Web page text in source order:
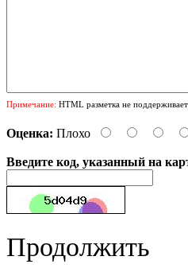
Примечание: HTML разметка не
Оценка: Плохо
Введите код, указанный на
Продолжить